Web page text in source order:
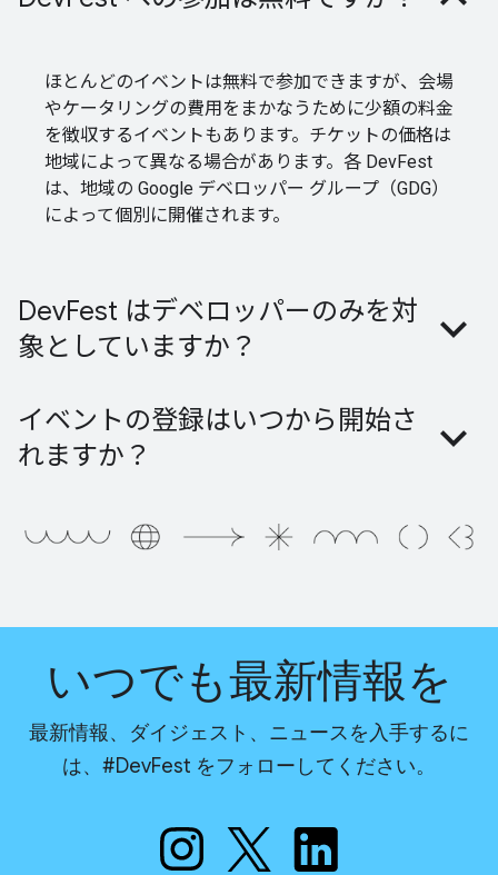
ほとんどのイベントは無料で参加できますが、会場
やケータリングの費用をまかなうために少額の料金
を徴収するイベントもあります。チケットの価格は
地域によって異なる場合があります。各 DevFest
は、地域の Google デベロッパー グループ（GDG）
によって個別に開催されます。
DevFest はデベロッパーのみを対
象としていますか？
イベントの登録はいつから開始さ
れますか？
いつでも最新情報を
最新情報、ダイジェスト、ニュースを入手するに
は、#DevFest をフォローしてください。